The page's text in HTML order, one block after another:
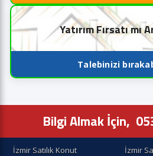
Yatırım Fırsatı mı
Talebinizi
Bilgi Almak İçin,
İzmir Satılık Konut
İzmir